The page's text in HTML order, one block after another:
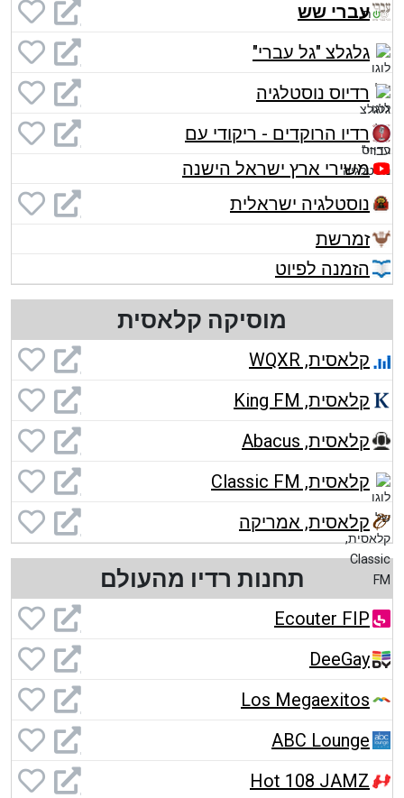
עברי שש
גלגלצ "גל עברי"
רדיוס נוסטלגיה
רדיו הרוקדים - ריקודי עם
משירי ארץ ישראל הישנה
נוסטלגיה ישראלית
זמרשת
הזמנה לפיוט
מוסיקה קלאסית
קלאסית, WQXR
קלאסית, King FM
קלאסית, Abacus
קלאסית, Classic FM
קלאסית, אמריקה
תחנות רדיו מהעולם
Ecouter FIP
DeeGay
Los Megaexitos
ABC Lounge
Hot 108 JAMZ